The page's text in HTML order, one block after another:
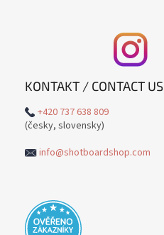
KONTAKT / CONTACT US
+420 737 638 809
(česky, slovensky)
info@shotboardshop.com